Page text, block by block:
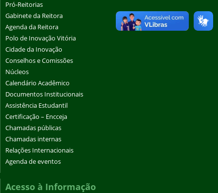
Pró-Reitorias
Gabinete da Reitora
Agenda da Reitora
Polo de Inovação Vitória
Cidade da Inovação
Conselhos e Comissões
Núcleos
Calendário Acadêmico
Documentos Institucionais
Assistência Estudantil
Certificação – Encceja
Chamadas públicas
Chamadas internas
Relações Internacionais
Agenda de eventos
Acesso à Informação